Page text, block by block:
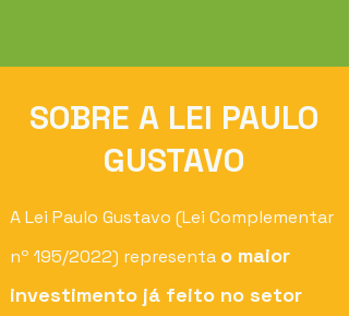
SOBRE A LEI PAULO
GUSTAVO
A Lei Paulo Gustavo (Lei Complementar
nº 195/2022) representa o maior
investimento já feito no setor